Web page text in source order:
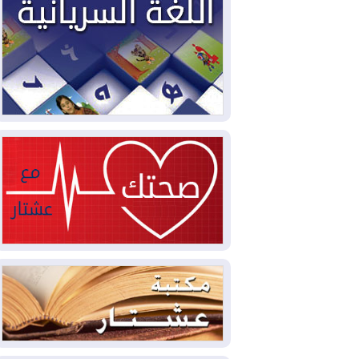
2026-08-03العجز والاقتراض يطوقان
المالية العراقية.. اقتراض يتجاوز 3 تريليونات
دينار!
2026-08-03كوبا تغرق في الظلام مجددا
2026-08-03
أوامر بإجلاء 60 ألف شخص
بسبب الحرائق في ولاية واشنطن
2026-08-02
مشروع "حسابي" يُمهل
الموظفين حتى نهاية أغسطس لاستلام
بطاقاتهم المصرفية
2026-08-02دمشق وعمّان تحذران بغداد:
أي هجوم من أراضي العراق سيواجه برد
2026-08-02ترامب: الولايات المتحدة